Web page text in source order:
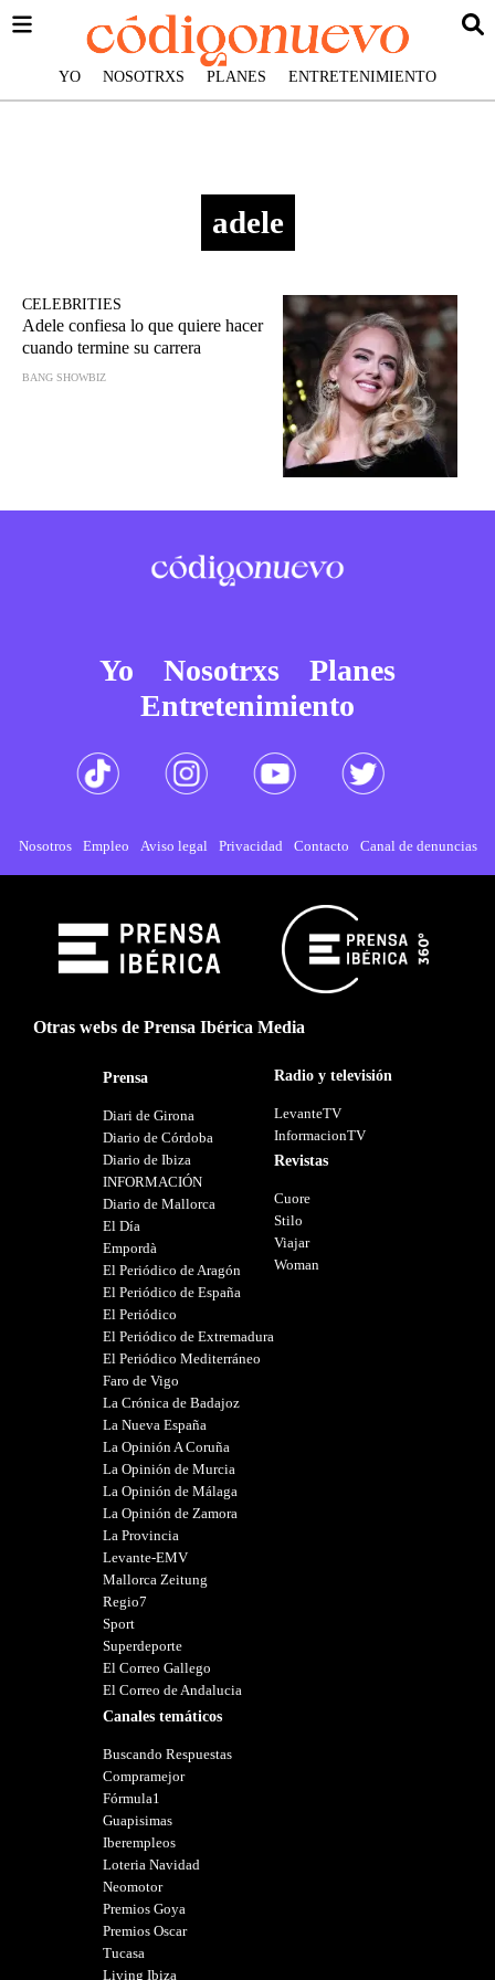
YO NOSOTRXS PLANES ENTRETENIMIENTO
adele
CELEBRITIES
Adele confiesa lo que quiere hacer
cuando termine su carrera
BANG SHOWBIZ
Yo Nosotrxs
Planes
Entretenimiento
Nosotros Empleo Aviso legal Privacidad Contacto Canal de denuncias
Otras webs de Prensa Ibérica Media
Prensa
Diari de Girona
Diario de Córdoba
Diario de Ibiza
INFORMACIÓN
Diario de Mallorca
El Día
Empordà
El Periódico de Aragón
El Periódico de España
El Periódico
El Periódico de Extremadura
El Periódico Mediterráneo
Faro de Vigo
La Crónica de Badajoz
La Nueva España
La Opinión A Coruña
La Opinión de Murcia
La Opinión de Málaga
La Opinión de Zamora
La Provincia
Levante-EMV
Mallorca Zeitung
Regio7
Sport
Superdeporte
El Correo Gallego
El Correo de Andalucia
Canales temáticos
Buscando Respuestas
Compramejor
Fórmula1
Guapisimas
Iberempleos
Loteria Navidad
Neomotor
Premios Goya
Premios Oscar
Tucasa
Living Ibiza
Radio y televisión
LevanteTV
InformacionTV
Revistas
Cuore
Stilo
Viajar
Woman